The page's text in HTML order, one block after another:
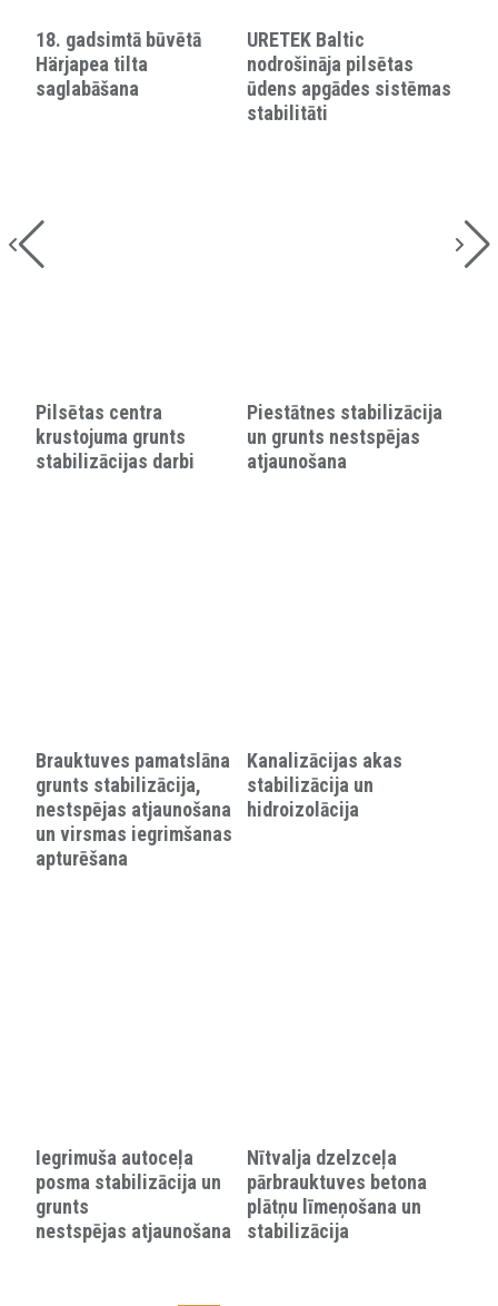
18. gadsimtā būvētā
Härjapea tilta
saglabāšana
URETEK Baltic
nodrošināja pilsētas
ūdens apgādes sistēmas
stabilitāti
Pilsētas centra
krustojuma grunts
stabilizācijas darbi
Piestātnes stabilizācija
un grunts nestspējas
atjaunošana
Brauktuves pamatslāna
grunts stabilizācija,
nestspējas atjaunošana
un virsmas iegrimšanas
apturēšana
Kanalizācijas akas
stabilizācija un
hidroizolācija
Iegrimuša autoceļa
posma stabilizācija un
grunts
nestspējas atjaunošana
Nītvalja dzelzceļa
pārbrauktuves betona
plātņu līmeņošana un
stabilizācija